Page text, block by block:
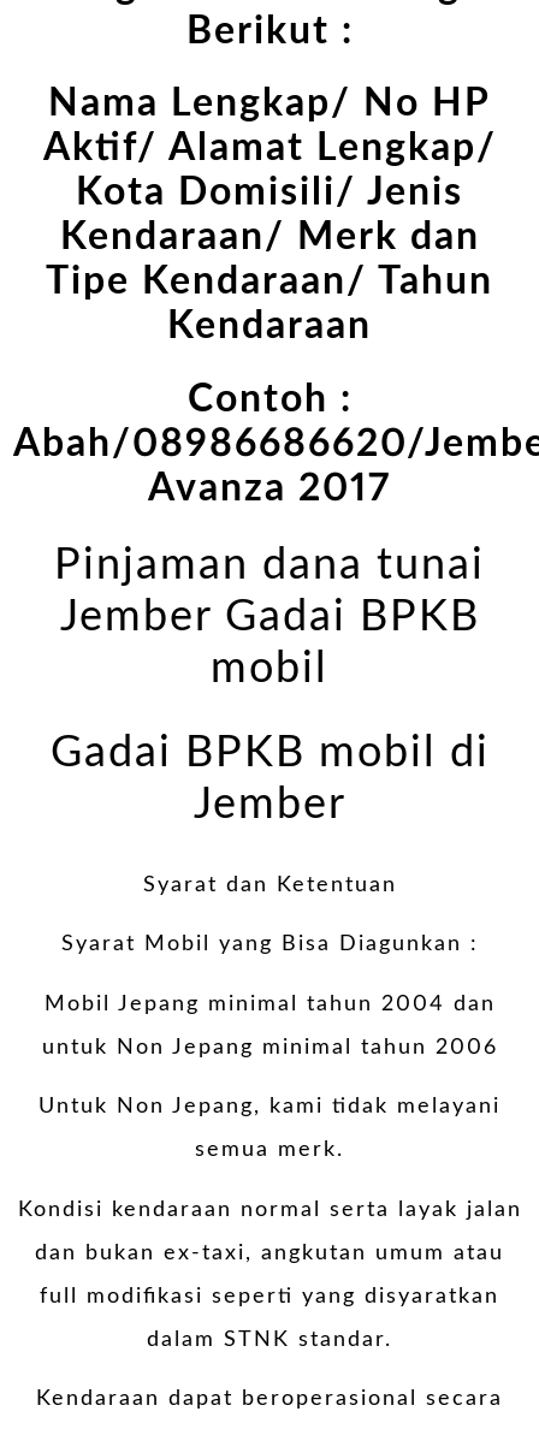
Berikut :
Nama Lengkap/ No HP
Aktif/ Alamat Lengkap/
Kota Domisili/ Jenis
Kendaraan/ Merk dan
Tipe Kendaraan/ Tahun
Kendaraan
Contoh :
Abah/08986686620/
Avanza 2017
Pinjaman dana tunai
Jember Gadai BPKB
mobil
Gadai BPKB mobil di
Jember
Syarat dan Ketentuan
Syarat Mobil yang Bisa Diagunkan :
Mobil Jepang minimal tahun 2004 dan
untuk Non Jepang minimal tahun 2006
Untuk Non Jepang, kami tidak melayani
semua merk.
Kondisi kendaraan normal serta layak jalan
dan bukan ex-taxi, angkutan umum atau
full modifikasi seperti yang disyaratkan
dalam STNK standar.
Kendaraan dapat beroperasional secara